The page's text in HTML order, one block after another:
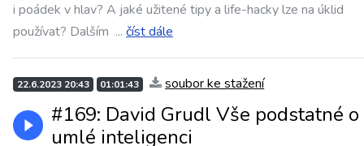
i poádek v hlav? A jaké užitené tipy a life-hacky lze na úklid
používat? Dalším ... číst dále
22.6.2023 20:43 01:01:43 soubor ke stažení
#169: David Grudl Vše podstatné o
umlé inteligenci